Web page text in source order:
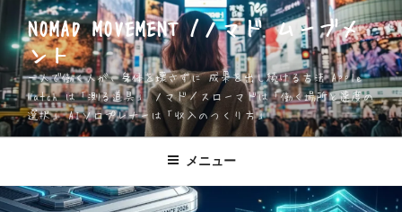
ン
テ
ン
ツ
へ
ス
プ
NOMAD MOVEMENT /ノマド ムーブメ
ント
一人で働く人が、身体を壊さずに 成果を出し続ける方法 Apple
Watch は「測る道具」 ノマド／スローマドは「働く場所と速度の
選択」 AIソロプレナーは「収入のつくり方」
メニュー